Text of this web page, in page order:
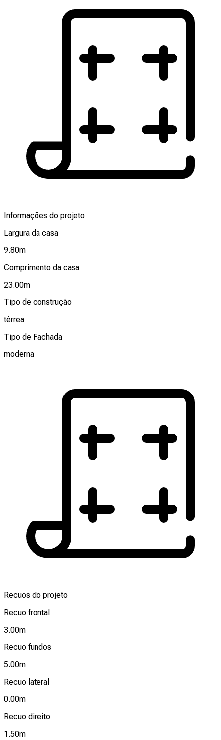
Informações do projeto
Largura da casa
9.80m
Comprimento da casa
23.00m
Tipo de construção
térrea
Tipo de Fachada
moderna
Recuos do projeto
Recuo frontal
3.00m
Recuo fundos
5.00m
Recuo lateral
0.00m
Recuo direito
1.50m